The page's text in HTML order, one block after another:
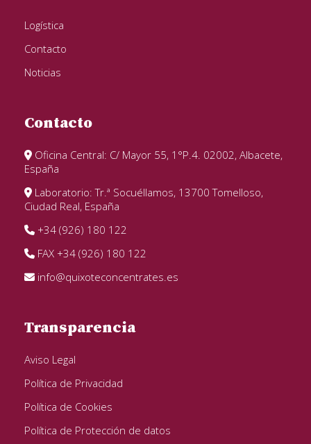
Logística
Contacto
Noticias
Contacto
Oficina Central: C/ Mayor 55, 1°P.4. 02002, Albacete,
España
Laboratorio: Tr.ª Socuéllamos, 13700 Tomelloso,
Ciudad Real, España
+34 (926) 180 122
FAX +34 (926) 180 122
info@quixoteconcentrates.es
Transparencia
Aviso Legal
Política de Privacidad
Política de Cookies
Política de Protección de datos